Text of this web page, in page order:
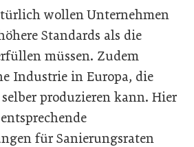
wollen Unternehmen
Standards als die
müssen. Zudem
Industrie in Europa, die
produzieren kann. Hier
für Sanierungsraten